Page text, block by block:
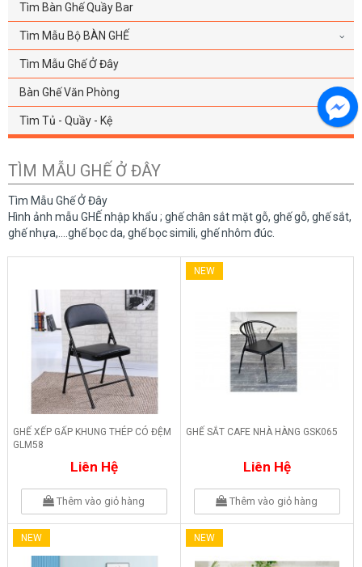
Tìm Bàn Ghế Quầy Bar
Tìm Mẫu Bộ BÀN GHẾ
Tìm Mẫu Ghế Ở Đây
Bàn Ghế Văn Phòng
Tìm Tủ - Quầy - Kệ
TÌM MẪU GHẾ Ở ĐÂY
Tìm Mẫu Ghế Ở Đây
Hình ảnh mẫu GHẾ nhập khẩu ; ghế chân sắt mặt gỗ, ghế gỗ, ghế sắt,
ghế nhựa,....ghế bọc da, ghế bọc simili, ghế nhôm đúc.
GHẾ XẾP GẤP KHUNG THÉP CÓ ĐỆM
GLM58
Liên Hệ
Thêm vào giỏ hàng
NEW
GHẾ SẮT CAFE NHÀ HÀNG GSK065
Liên Hệ
Thêm vào giỏ hàng
NEW NEW